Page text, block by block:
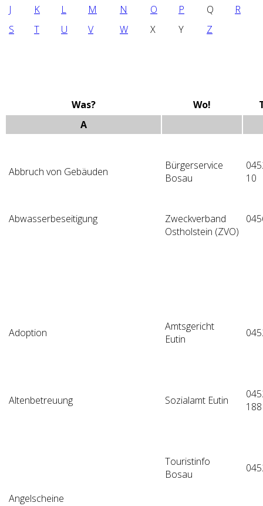
J
K L M N O P Q
R
S
T U V W X Y Z
Was? Wo!
A
Abbruch von Gebäuden
Bürgerservice
Bosau
10
Abwasserbeseitigung
Zweckverband
Ostholstein (ZVO)
Adoption
Amtsgericht
Eutin
Altenbetreuung Sozialamt Eutin
188
Angelscheine
Touristinfo
Bosau